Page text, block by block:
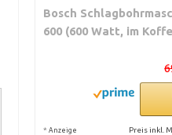
Bosch
600 (600 Watt, im
* Anzeige Preis inkl.